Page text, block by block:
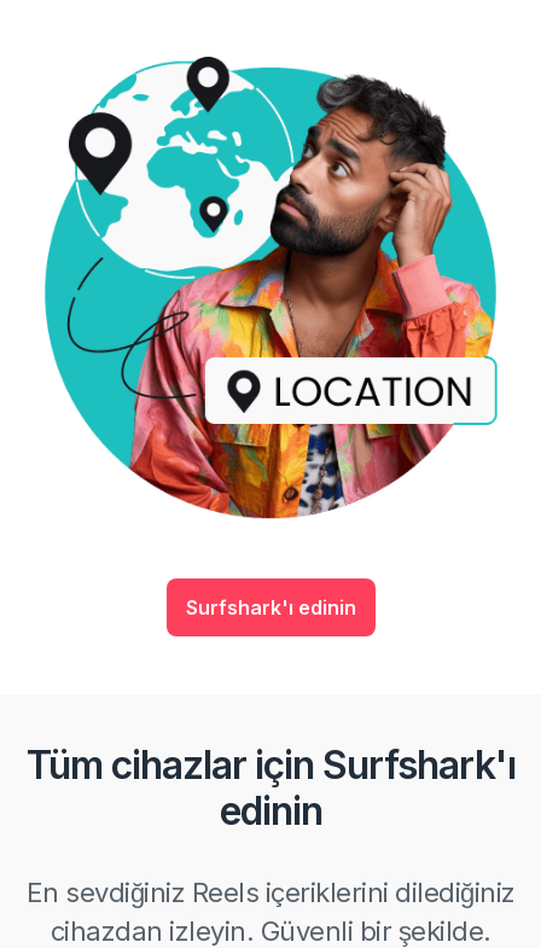
Surfshark'ı edinin
Tüm cihazlar için Surfshark'ı
edinin
En sevdiğiniz Reels içeriklerini dilediğiniz
cihazdan izleyin. Güvenli bir şekilde.